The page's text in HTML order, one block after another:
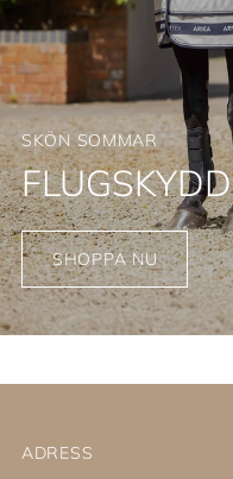
SKÖN SOMMAR
FLUGSKYDD
SHOPPA NU
ADRESS